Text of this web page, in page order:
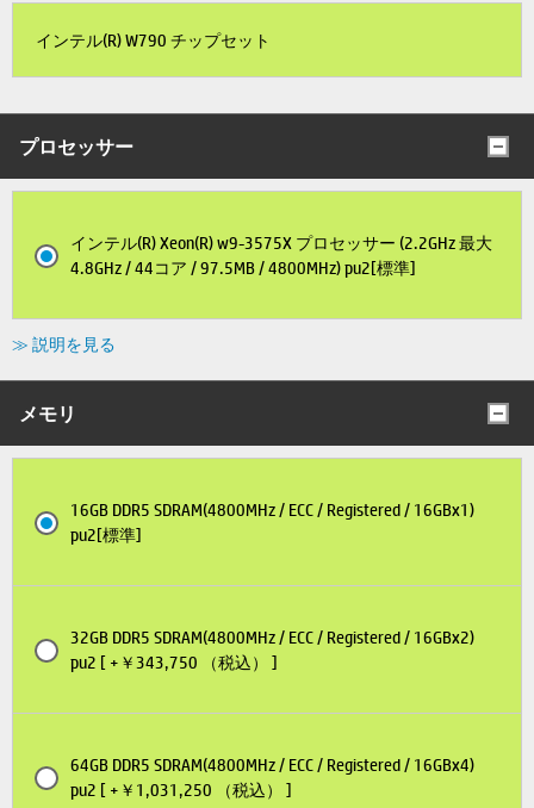
インテル(R) W790 チップセット
プロセッサー
インテル(R) Xeon(R) w9-3575X プロセッサー (2.2GHz 最大
4.8GHz / 44コア / 97.5MB / 4800MHz) pu2[標準]
≫ 説明を見る
メモリ
16GB DDR5 SDRAM(4800MHz / ECC / Registered / 16GBx1)
pu2[標準]
32GB DDR5 SDRAM(4800MHz / ECC / Registered / 16GBx2)
pu2 [ +￥343,750 （税込） ]
64GB DDR5 SDRAM(4800MHz / ECC / Registered / 16GBx4)
pu2 [ +￥1,031,250 （税込） ]